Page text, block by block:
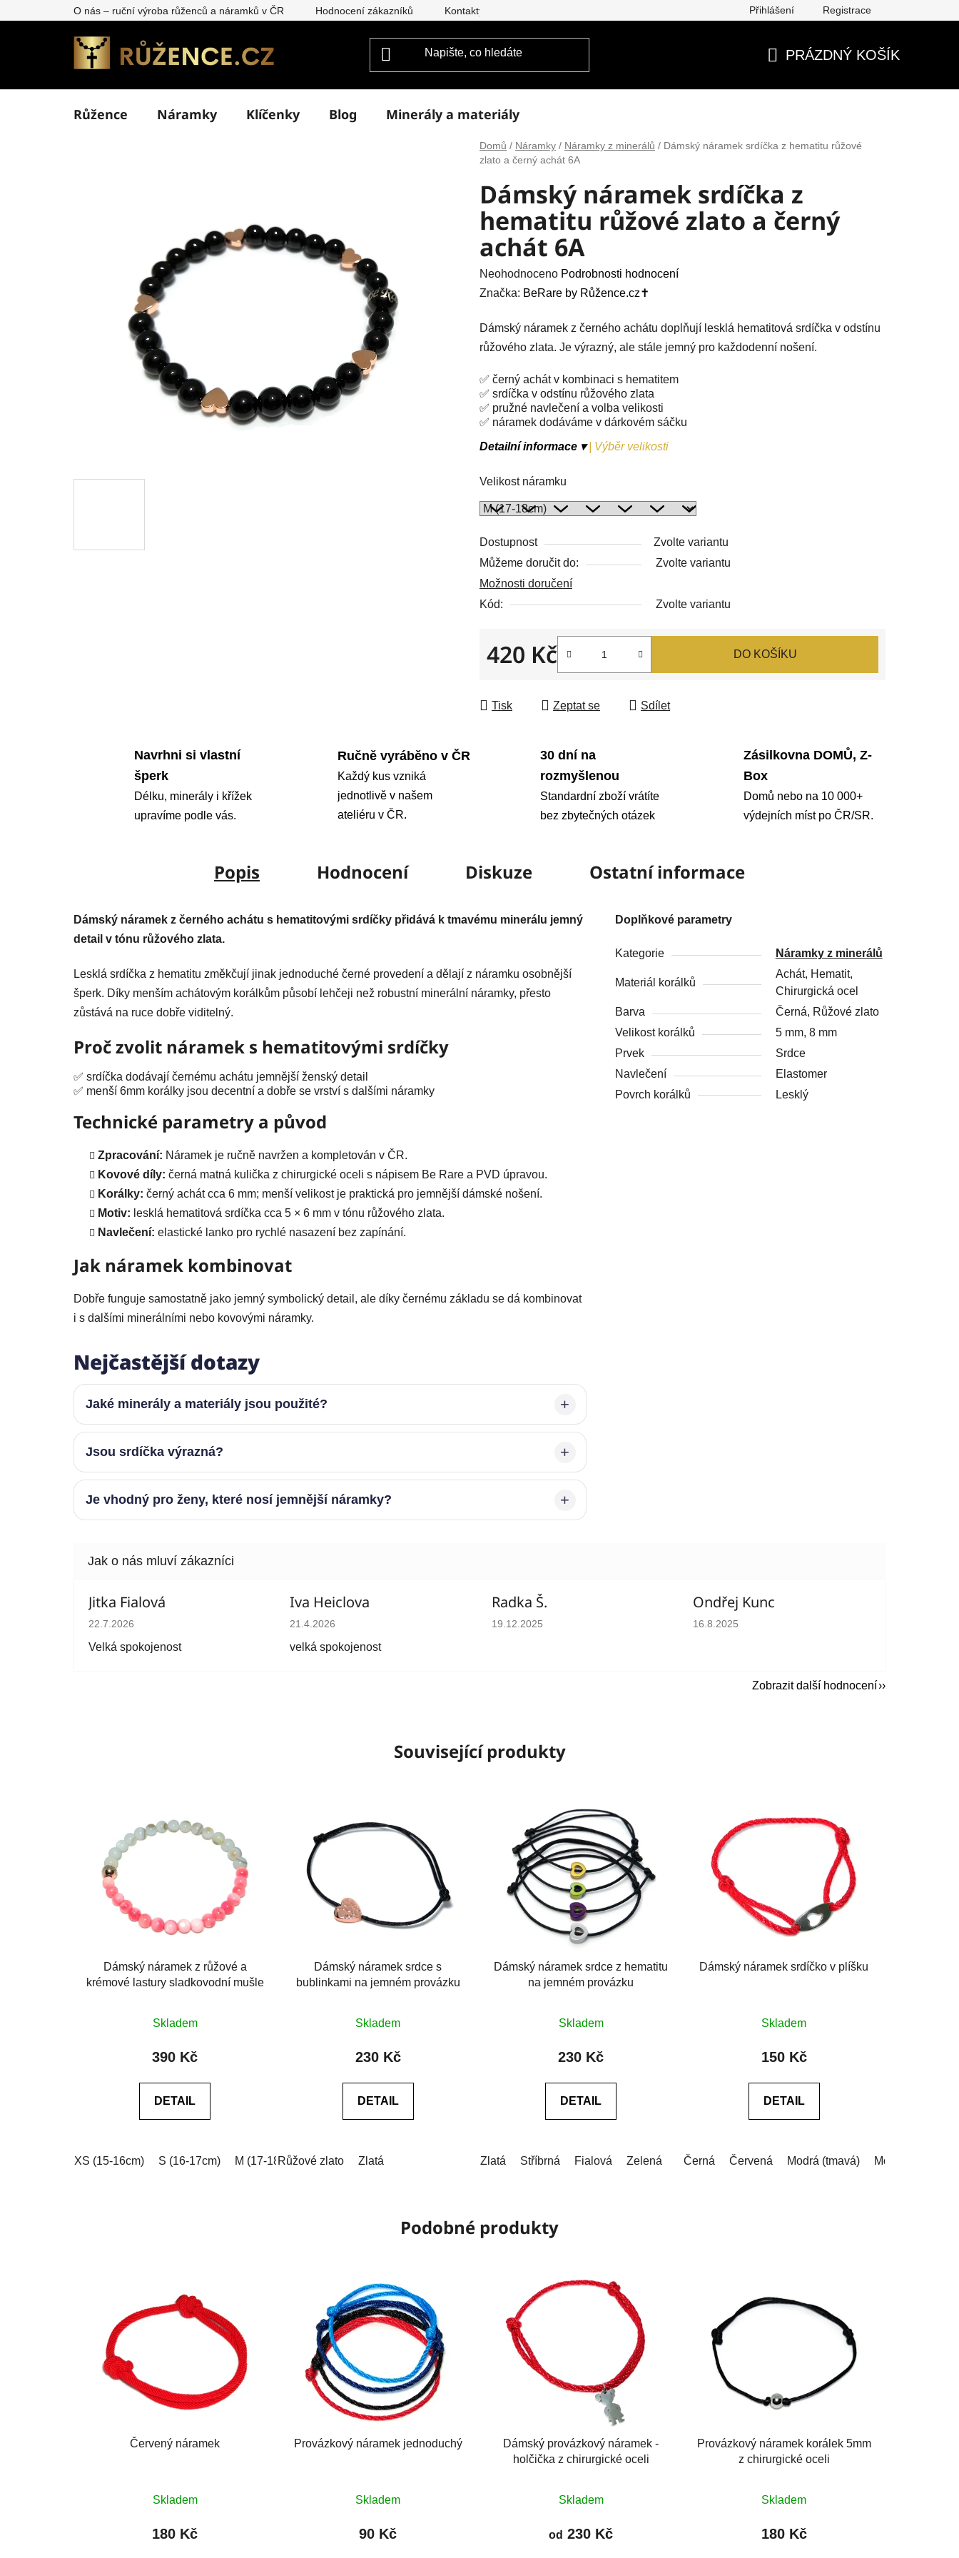
na
O nás – ruční výroba růženců a náramků v ČR Hodnocení zákazníků Kontakty Výměna, vrácení, reklamace Obchodní podmínky
Přihlášení Registrace
PRÁZDNÝ KOŠÍK
Růžence Náramky Klíčenky Blog Minerály a materiály
Domů / Náramky / Náramky z minerálů / Dámský náramek srdíčka z hematitu růžové
zlato a černý achát 6A
Dámský náramek srdíčka z
hematitu růžové zlato a černý
achát 6A
Průměrné
hodnocení
je
0,0
hvězdiček.
Neohodnoceno Podrobnosti hodnocení
Značka: BeRare by Růžence.cz✝️
Dámský náramek z černého achátu doplňují lesklá hematitová srdíčka v odstínu
růžového zlata. Je výrazný, ale stále jemný pro každodenní nošení.
✅ černý achát v kombinaci s hematitem
✅ srdíčka v odstínu růžového zlata
✅ pružné navlečení a volba velikosti
✅ náramek dodáváme v dárkovém sáčku
Detailní informace ▾
Výběr velikosti
Velikost náramku
Dostupnost
Zvolte variantu
Můžeme doručit do:
Zvolte variantu
Možnosti doručení
Kód:
Zvolte variantu
420 Kč DO KOŠÍKU
Tisk Zeptat se Sdílet
Navrhni si vlastní
šperk
Délku, minerály i křížek
upravíme podle vás.
Ručně vyráběno v ČR
Každý kus vzniká
jednotlivě v našem
ateliéru v ČR.
30 dní na
rozmyšlenou
Standardní zboží vrátíte
bez zbytečných otázek
Zásilkovna DOMŮ, Z-
Box
Domů nebo na 10 000+
výdejních míst po ČR/SR.
Popis Hodnocení Diskuze Ostatní informace
Dámský náramek z černého achátu s hematitovými srdíčky přidává k tmavému minerálu jemný
detail v tónu růžového zlata.
Lesklá srdíčka z hematitu změkčují jinak jednoduché černé provedení a dělají z náramku osobnější
šperk. Díky menším achátovým korálkům působí lehčeji než robustní minerální náramky, přesto
zůstává na ruce dobře viditelný.
Proč zvolit náramek s hematitovými srdíčky
✅ srdíčka dodávají černému achátu jemnější ženský detail
✅ menší 6mm korálky jsou decentní a dobře se vrství s dalšími náramky
Technické parametry a původ
Zpracování: Náramek je ručně navržen a kompletován v ČR.
Kovové díly: černá matná kulička z chirurgické oceli s nápisem Be Rare a PVD úpravou.
Korálky: černý achát cca 6 mm; menší velikost je praktická pro jemnější dámské nošení.
Motiv: lesklá hematitová srdíčka cca 5 × 6 mm v tónu růžového zlata.
Navlečení: elastické lanko pro rychlé nasazení bez zapínání.
Jak náramek kombinovat
Dobře funguje samostatně jako jemný symbolický detail, ale díky černému základu se dá kombinovat
i s dalšími minerálními nebo kovovými náramky.
Nejčastější dotazy
Jaké minerály a materiály jsou použité?
Jsou srdíčka výrazná?
Je vhodný pro ženy, které nosí jemnější náramky?
Doplňkové parametry
Kategorie Náramky z minerálů
Materiál korálků
Achát, Hematit,
Chirurgická ocel
Barva
Černá, Růžové zlato
Velikost korálků
5 mm, 8 mm
Prvek
Srdce
Navlečení
Elastomer
Povrch korálků
Lesklý
Jitka Fialová
Hodnocení obchodu je 5 z 5 hvězdiček.
22.7.2026
Velká spokojenost
Iva Heiclova
Hodnocení obchodu je 5 z 5 hvězdiček.
21.4.2026
velká spokojenost
Radka Š.
Hodnocení obchodu je 5 z 5 hvězdiček.
19.12.2025
Ondřej Kunc
Hodnocení obchodu je 5 z 5 hvězdiček.
16.8.2025
Zobrazit další hodnocení
Související produkty
Dámský náramek z růžové a
krémové lastury sladkovodní mušle
Skladem
390 Kč
DETAIL
XS (15-16cm) S (16-17cm) M (17-18cm) L (18-19cm) XXL (20-21cm) Na míru (vyplňte do poznámky v košíku)
Dámský náramek srdce s
bublinkami na jemném provázku
Skladem
230 Kč
DETAIL
Růžové zlato Zlatá
Dámský náramek srdce z hematitu
na jemném provázku
hodnocení
produktu
z
Skladem
230 Kč
DETAIL
Zlatá Stříbrná Fialová Zelená
Dámský náramek srdíčko v plíšku
hodnocení
produktu
z
Skladem
150 Kč
DETAIL
Černá Červená Modrá (tmavá) Modrá
Podobné produkty
Červený náramek
Skladem
180 Kč
Provázkový náramek jednoduchý
hodnocení
produktu
Skladem
90 Kč
Dámský provázkový náramek -
holčička z chirurgické oceli
hodnocení
produktu
Skladem
od 230 Kč
Provázkový náramek korálek 5mm
z chirurgické oceli
hodnocení
produktu
Skladem
180 Kč